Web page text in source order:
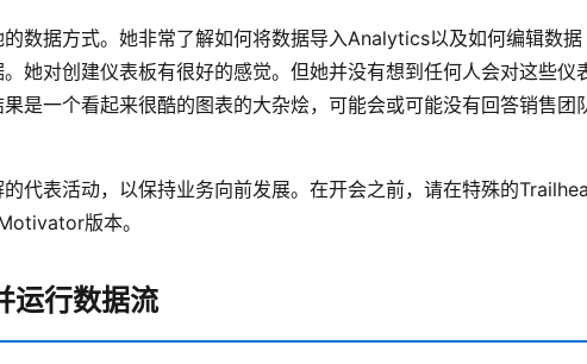
数据方式。她非常了解如何将数据导入Analytics以及如何编辑数据
她对创建仪表板有很好的感觉。但她并没有想到任何人会对这些仪
是一个看起来很酷的图表的大杂烩，可能会或可能没有回答销售团
代表活动，以保持业务向前发展。在开会之前，请在特殊的
版本。
行数据流